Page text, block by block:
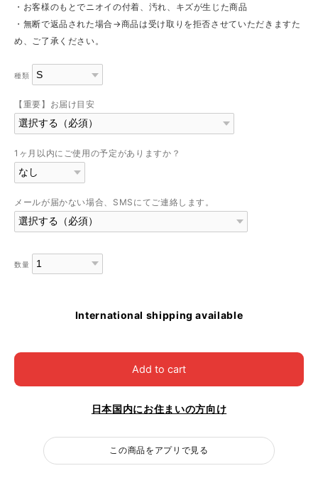
・お客様のもとでニオイの付着、汚れ、キズが生じた商品
・無断で返品された場合→商品は受け取りを拒否させていただきますた
め、ご了承ください。
種類
【重要】お届け目安
1ヶ月以内にご使用の予定がありますか？
メールが届かない場合、SMSにてご連絡します。
数量
International shipping available
Add to cart
日本国内にお住まいの方向け
この商品をアプリで見る